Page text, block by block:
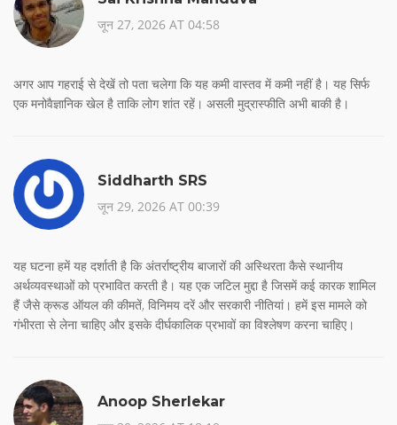
जून 27, 2026 AT 04:58
अगर आप गहराई से देखें तो पता चलेगा कि यह कमी वास्तव में कमी नहीं है। यह सिर्फ
एक मनोवैज्ञानिक खेल है ताकि लोग शांत रहें। असली मुद्रास्फीति अभी बाकी है।
Siddharth SRS
जून 29, 2026 AT 00:39
यह घटना हमें यह दर्शाती है कि अंतर्राष्ट्रीय बाजारों की अस्थिरता कैसे स्थानीय
अर्थव्यवस्थाओं को प्रभावित करती है। यह एक जटिल मुद्दा है जिसमें कई कारक शामिल
हैं जैसे क्रूड ऑयल की कीमतें, विनिमय दरें और सरकारी नीतियां। हमें इस मामले को
गंभीरता से लेना चाहिए और इसके दीर्घकालिक प्रभावों का विश्लेषण करना चाहिए।
Anoop Sherlekar